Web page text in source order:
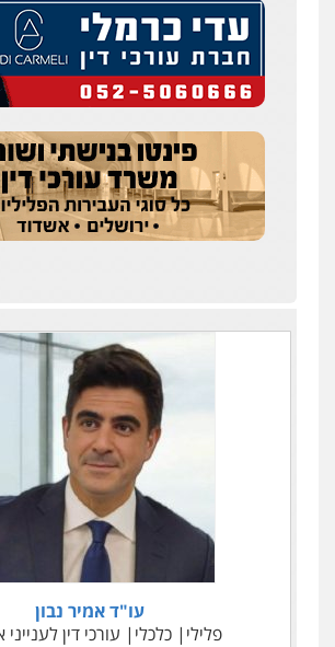
עו"ד אמיר נבון
פלילי
כלכלי
עורכי דין לענייני
עו"ד טליה גרידיש
פלילי כלכלי צבאי עורכי דין